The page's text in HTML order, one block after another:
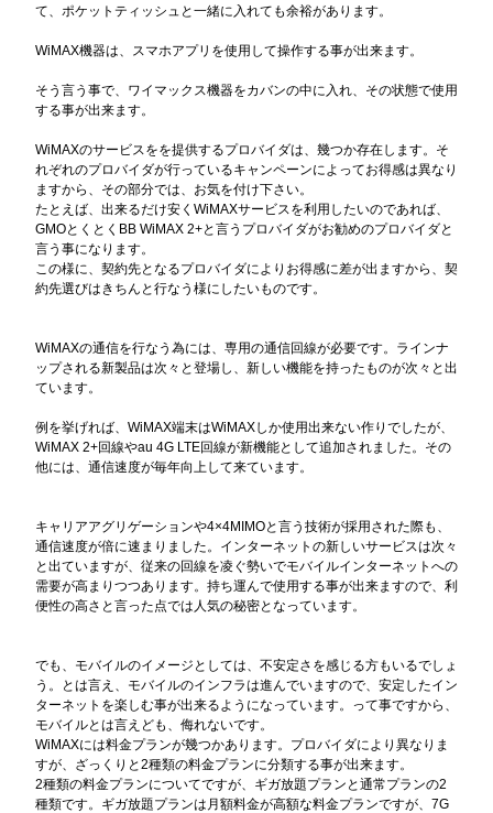
て、ポケットティッシュと一緒に入れても余裕があります。
WiMAX機器は、スマホアプリを使用して操作する事が出来ます。
そう言う事で、ワイマックス機器をカバンの中に入れ、その状態で使用
する事が出来ます。
WiMAXのサービスをを提供するプロバイダは、幾つか存在します。そ
れぞれのプロバイダが行っているキャンペーンによってお得感は異なり
ますから、その部分では、お気を付け下さい。
たとえば、出来るだけ安くWiMAXサービスを利用したいのであれば、
GMOとくとくBB WiMAX 2+と言うプロバイダがお勧めのプロバイダと
言う事になります。
この様に、契約先となるプロバイダによりお得感に差が出ますから、契
約先選びはきちんと行なう様にしたいものです。
WiMAXの通信を行なう為には、専用の通信回線が必要です。ラインナ
ップされる新製品は次々と登場し、新しい機能を持ったものが次々と出
ています。
例を挙げれば、WiMAX端末はWiMAXしか使用出来ない作りでしたが、
WiMAX 2+回線やau 4G LTE回線が新機能として追加されました。その
他には、通信速度が毎年向上して来ています。
キャリアアグリゲーションや4×4MIMOと言う技術が採用された際も、
通信速度が倍に速まりました。インターネットの新しいサービスは次々
と出ていますが、従来の回線を凌ぐ勢いでモバイルインターネットへの
需要が高まりつつあります。持ち運んで使用する事が出来ますので、利
便性の高さと言った点では人気の秘密となっています。
でも、モバイルのイメージとしては、不安定さを感じる方もいるでしょ
う。とは言え、モバイルのインフラは進んでいますので、安定したイン
ターネットを楽しむ事が出来るようになっています。って事ですから、
モバイルとは言えども、侮れないです。
WiMAXには料金プランが幾つかあります。プロバイダにより異なりま
すが、ざっくりと2種類の料金プランに分類する事が出来ます。
2種類の料金プランについてですが、ギガ放題プランと通常プランの2
種類です。ギガ放題プランは月額料金が高額な料金プランですが、7G